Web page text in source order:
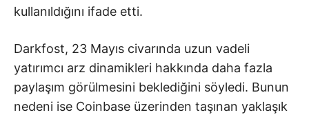
kullanıldığını ifade etti.
Darkfost, 23 Mayıs civarında uzun vadeli
yatırımcı arz dinamikleri hakkında daha fazla
paylaşım görülmesini beklediğini söyledi. Bunun
nedeni ise Coinbase üzerinden taşınan yaklaşık